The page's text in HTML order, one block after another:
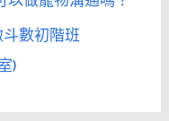
數初階班
)